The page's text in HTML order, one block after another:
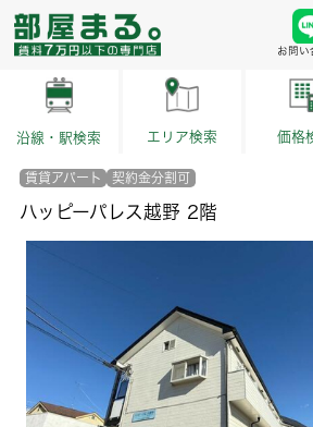
お問い
沿線・駅検索 エリア検索 価格
賃貸アパート 契約金分割可
ハッピーパレス越野 2階